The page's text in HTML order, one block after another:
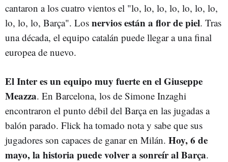
cantaron a los cuatro vientos el "lo, lo, lo, lo, lo, lo, lo,
lo, lo, lo, Barça". Los nervios están a flor de piel. Tras
una década, el equipo catalán puede llegar a una final
europea de nuevo.
El Inter es un equipo muy fuerte en el Giuseppe
Meazza. En Barcelona, los de Simone Inzaghi
encontraron el punto débil del Barça en las jugadas a
balón parado. Flick ha tomado nota y sabe que sus
jugadores son capaces de ganar en Milán. Hoy, 6 de
mayo, la historia puede volver a sonreír al Barça.